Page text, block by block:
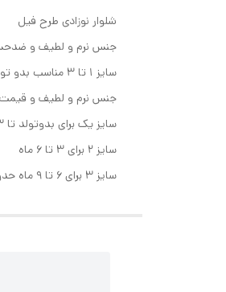
شلوار نوزادی طرح فیل
جنس نرم و لطیف و
سایز ۱ تا ۳ مناسب بدو تولد تا ۹ ماه حدودا
جنس نرم و لطیف و
سایز یک برای بدوتولد تا ۳ ماه
سایز ۲ برای ۳ تا ۶ ماه
سایز ۳ برای ۶ تا ۹ ماه حدودا